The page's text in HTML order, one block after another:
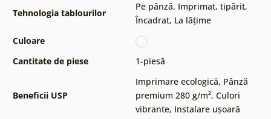
Tehnologia tablourilor
Pe pânză, Imprimat, tipărit,
Încadrat, La lățime
Culoare
Cantitate de piese
1-piesă
Beneficii USP
Imprimare ecologică, Pânză
premium 280 g/m², Culori
vibrante, Instalare ușoară